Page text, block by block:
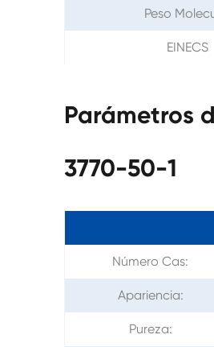
Peso
EINECS
Parámetros
3770-50-1
Número Cas:
Apariencia:
Pureza: